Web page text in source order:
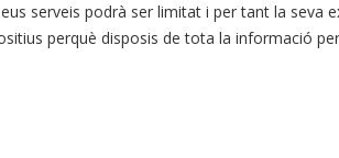
serveis podrà ser limitat i per tant la seva
perquè disposis de tota la informació